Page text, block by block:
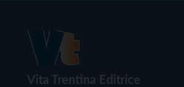
Vita Trentina Editrice